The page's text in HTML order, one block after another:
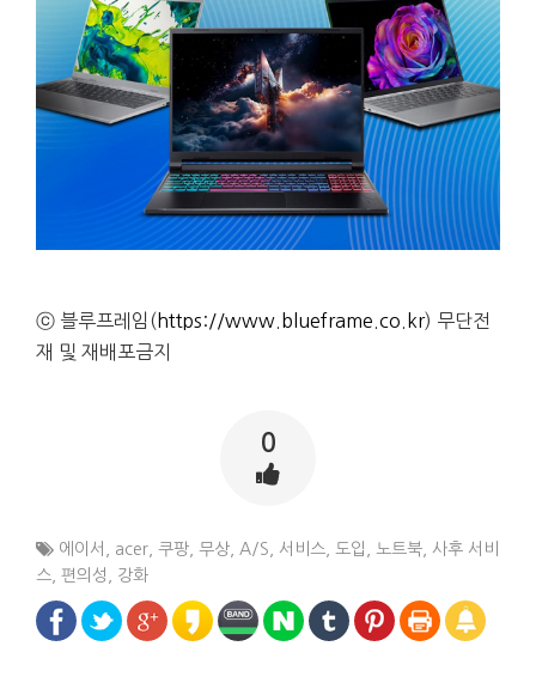
ⓒ 블루프레임( https://www.blueframe.co.kr) 무단전
재 및 재배포금지
0
에이서 acer 쿠팡 무상 A/S 서비스 도입 노트북
사후 서비
스 편의성 강화